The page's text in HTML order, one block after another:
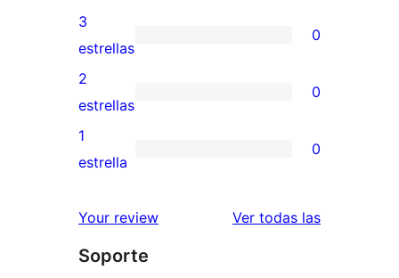
5
estrellas
valoraciones
de
4
estrellas
0
valoraciones
de
3
estrellas
3
estrellas
0
0
valoraciones
de
estrellas
2
estrellas
0
0
de
estrellas
1
estrella
0
Your review Ver todas las
Soporte